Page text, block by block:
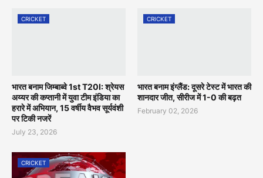
CRICKET
भारत बनाम जिम्बाब्वे 1st T20I: श्रेयस
अय्यर की कप्तानी में युवा टीम इंडिया का
हरारे में अभियान, 15 वर्षीय वैभव सूर्यवंशी
पर टिकी नजरें
July 23, 2026
CRICKET
भारत बनाम इंग्लैंड: दूसरे टेस्ट में भारत की
शानदार जीत, सीरीज में 1-0 की बढ़त
February 02, 2026
CRICKET